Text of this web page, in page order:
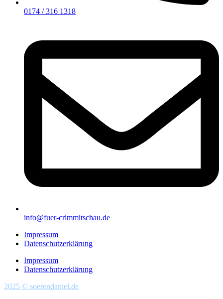
0174 / 316 1318
info@fuer-crimmitschau.de
Impressum
Datenschutzerklärung
Impressum
Datenschutzerklärung
2025 © soerendaniel.de